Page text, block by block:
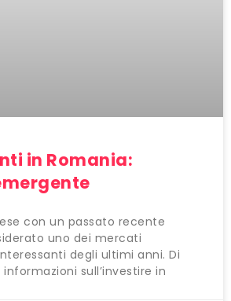
in Romania:
con un passato recente
uno dei mercati
degli ultimi anni. Di
sull’investire in